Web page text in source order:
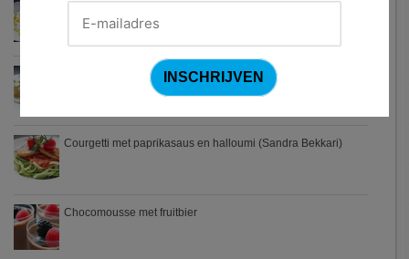
Waterzooi van pladijs met venkel (Colruyt)
Zweedse gehaktballetjes
Courgetti met paprikasaus en halloumi (Sandra Bekkari)
Chocomousse met fruitbier